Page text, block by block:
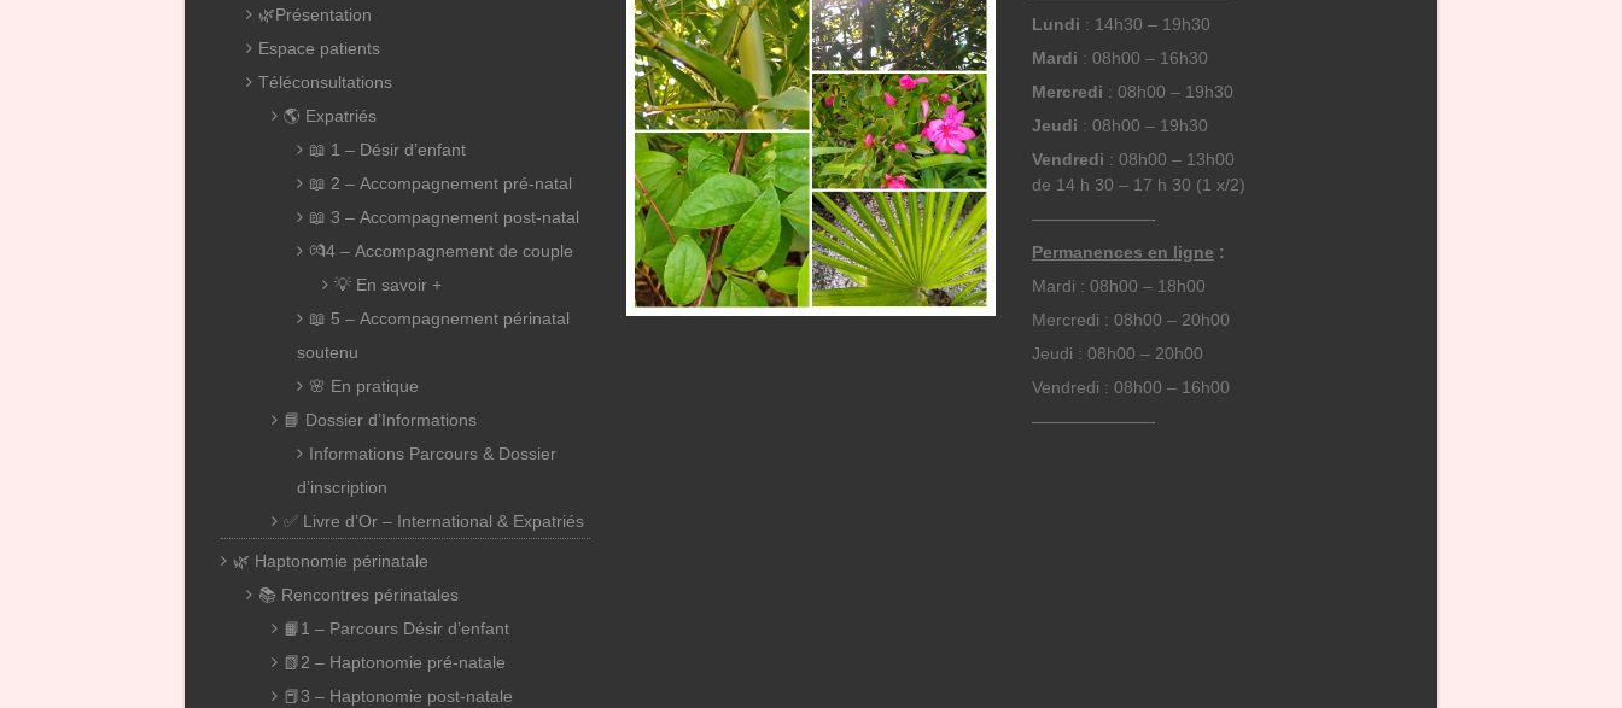
🌿Présentation
Espace patients
Téléconsultations
🌎 Expatriés
📖 1 – Désir d’enfant
📖 2 – Accompagnement pré-natal
📖 3 – Accompagnement post-natal
💏4 – Accompagnement de couple
💡 En savoir +
📖 5 – Accompagnement périnatal
soutenu
🌸 En pratique
📘 Dossier d’Informations
Informations Parcours & Dossier
d’inscription
✅ Livre d’Or – International & Expatriés
🌿 Haptonomie périnatale
📚 Rencontres périnatales
📙1 – Parcours Désir d’enfant
📗2 – Haptonomie pré-natale
📕3 – Haptonomie post-natale
Lundi : 14h30 – 19h30
Mardi : 08h00 – 16h30
Mercredi : 08h00 – 19h30
Jeudi : 08h00 – 19h30
Vendredi : 08h00 – 13h00
de 14 h 30 – 17 h 30 (1 x/2)
———————-
Permanences en ligne :
Mardi : 08h00 – 18h00
Mercredi : 08h00 – 20h00
Jeudi : 08h00 – 20h00
Vendredi : 08h00 – 16h00
———————-